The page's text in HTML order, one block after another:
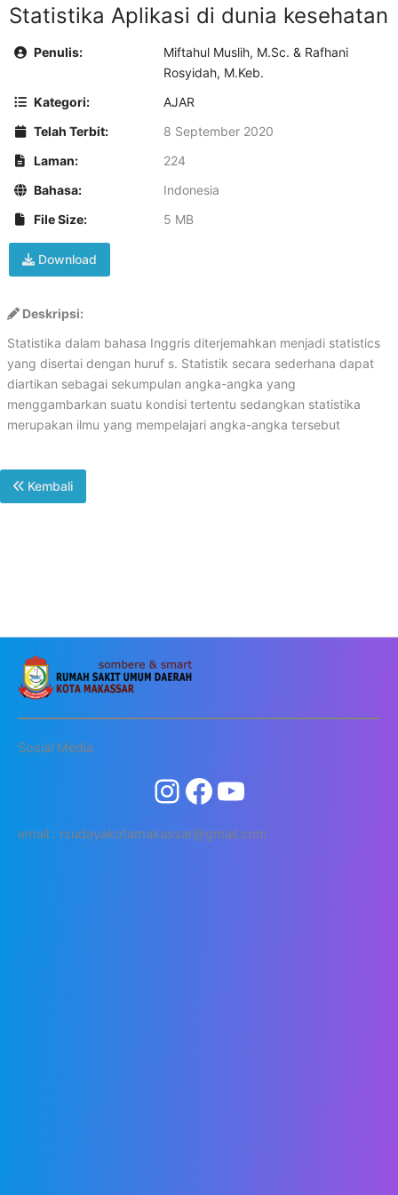
Statistika Aplikasi di dunia kesehatan
Penulis:
Miftahul Muslih, M.Sc. & Rafhani
Rosyidah, M.Keb.
Kategori:
AJAR
Telah Terbit:
8 September 2020
Laman:
224
Bahasa:
Indonesia
File Size:
5 MB
Download
Deskripsi:
Statistika dalam bahasa Inggris diterjemahkan menjadi statistics
yang disertai dengan huruf s. Statistik secara sederhana dapat
diartikan sebagai sekumpulan angka-angka yang
menggambarkan suatu kondisi tertentu sedangkan statistika
merupakan ilmu yang mempelajari angka-angka tersebut
Kembali
Sosial Media
email : rsudayakotamakassar@gmail.com